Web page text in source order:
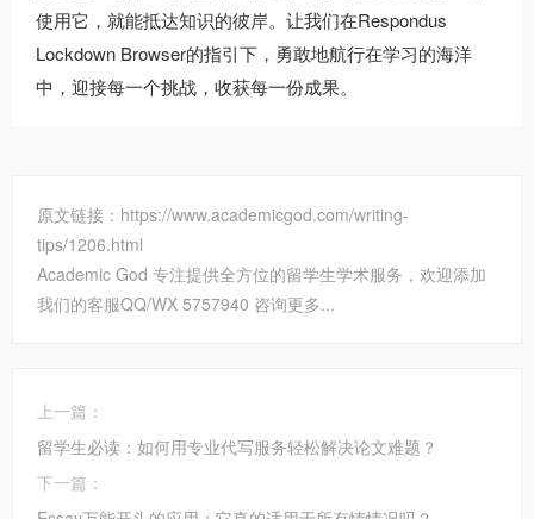
使用它，就能抵达知识的彼岸。让我们在Respondus
Lockdown Browser的指引下，勇敢地航行在学习的海洋
中，迎接每一个挑战，收获每一份成果。
原文链接：https://www.academicgod.com/writing-
tips/1206.html
Academic God 专注提供全方位的留学生学术服务，欢迎添加
我们的客服QQ/WX 5757940 咨询更多...
上一篇：
留学生必读：如何用专业代写服务轻松解决论文难题？
下一篇：